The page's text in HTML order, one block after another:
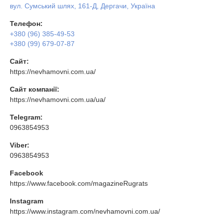
вул. Сумський шлях, 161-Д, Дергачи, Україна
Телефон:
+380 (96) 385-49-53
+380 (99) 679-07-87
Сайт:
https://nevhamovni.com.ua/
Сайт компанії:
https://nevhamovni.com.ua/ua/
Telegram:
0963854953
Viber:
0963854953
Facebook
https://www.facebook.com/magazineRugrats
Instagram
https://www.instagram.com/nevhamovni.com.ua/